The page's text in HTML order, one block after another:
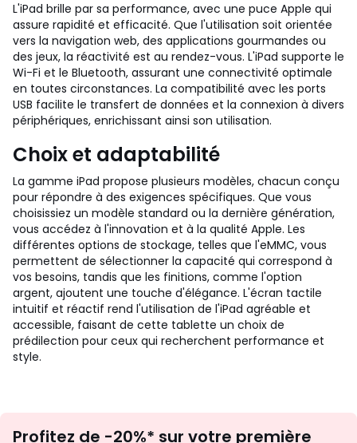
L'iPad brille par sa performance, avec une puce Apple qui
assure rapidité et efficacité. Que l'utilisation soit orientée
vers la navigation web, des applications gourmandes ou
des jeux, la réactivité est au rendez-vous. L'iPad supporte le
Wi-Fi et le Bluetooth, assurant une connectivité optimale
en toutes circonstances. La compatibilité avec les ports
USB facilite le transfert de données et la connexion à divers
périphériques, enrichissant ainsi son utilisation.
Choix et adaptabilité
La gamme iPad propose plusieurs modèles, chacun conçu
pour répondre à des exigences spécifiques. Que vous
choisissiez un modèle standard ou la dernière génération,
vous accédez à l'innovation et à la qualité Apple. Les
différentes options de stockage, telles que l'eMMC, vous
permettent de sélectionner la capacité qui correspond à
vos besoins, tandis que les finitions, comme l'option
argent, ajoutent une touche d'élégance. L'écran tactile
intuitif et réactif rend l'utilisation de l'iPad agréable et
accessible, faisant de cette tablette un choix de
prédilection pour ceux qui recherchent performance et
style.
Profitez de -20%* sur votre première